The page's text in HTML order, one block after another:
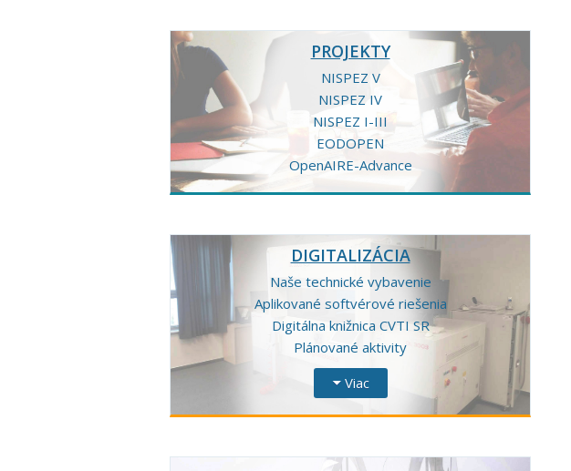
PROJEKTY
NISPEZ V
NISPEZ IV
NISPEZ I-III
EODOPEN
OpenAIRE-Advance
DIGITALIZÁCIA
Naše technické vybavenie
Aplikované softvérové riešenia
Digitálna knižnica CVTI SR
Plánované aktivity
Viac